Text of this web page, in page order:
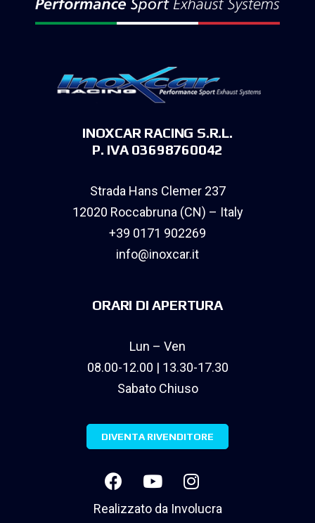
INOXCAR RACING S.R.L.
P. IVA 03698760042
Strada Hans Clemer 237
12020 Roccabruna (CN) – Italy
+39 0171 902269
info@inoxcar.it
ORARI DI APERTURA
Lun – Ven
08.00-12.00 | 13.30-17.30
Sabato Chiuso
DIVENTA RIVENDITORE
Realizzato da Involucra